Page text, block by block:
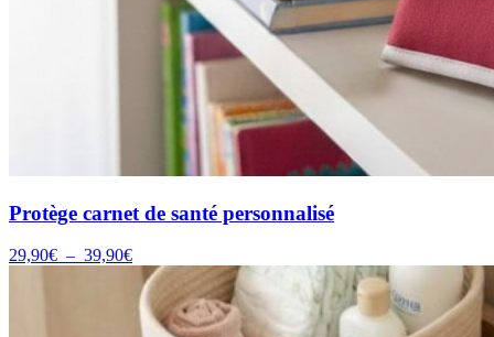
Protège carnet de santé personnalisé
29,90€ – 39,90€Plage
prix :
29,90€